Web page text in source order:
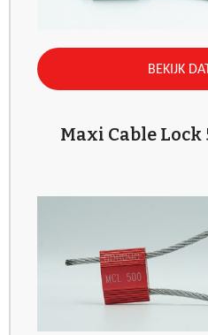
BEKIJK
Maxi Cable Lock